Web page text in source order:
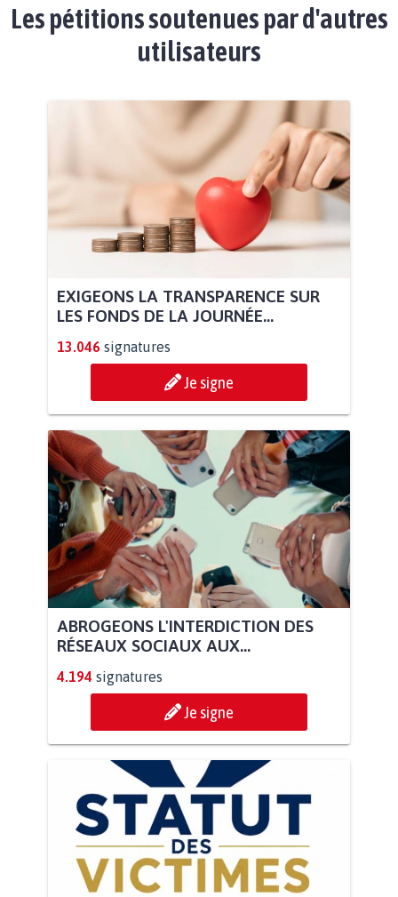
Les pétitions soutenues par d'autres
utilisateurs
EXIGEONS LA TRANSPARENCE SUR
LES FONDS DE LA JOURNÉE...
13.046 signatures
Je signe
ABROGEONS L'INTERDICTION DES
RÉSEAUX SOCIAUX AUX...
4.194 signatures
Je signe